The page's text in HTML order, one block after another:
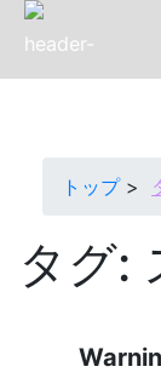
Skip
トップ
タグ: